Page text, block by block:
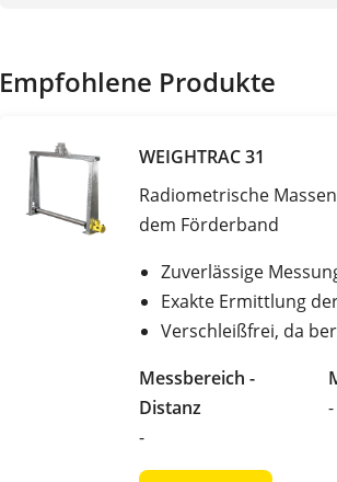
Empfohlene Produkte
WEIGHTRAC 31
Radiometrische
dem Förderband
Zuverlässige
Exakte Ermittlung
Verschleißfrei, da
Messbereich -
Distanz
-
-